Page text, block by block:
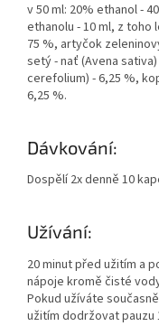
v 50 ml: 20% ethanol -
ethanolu - 10 ml, z toho
75 %, artyčok
setý - nať (Avena
cerefolium) - 6,25 %,
6,25 %.
Dávkování:
Dospělí 2x denně 10
Užívání:
20 minut před užitím a
nápoje kromě čisté
Pokud užíváte
užitím dodržovat pauzu